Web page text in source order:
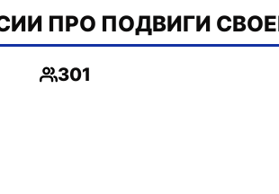
ПРО ПОДВИГИ
Просмотры
301